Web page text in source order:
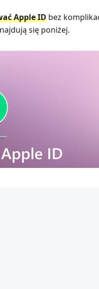
Apple ID bez
się poniżej.